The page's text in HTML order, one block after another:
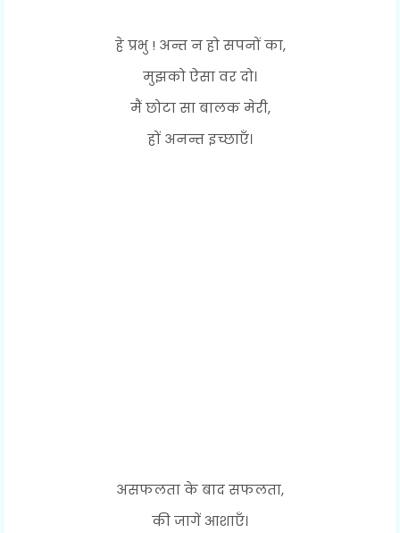
हे प्रभु ! अन्त न हो सपनों का,
मुझको ऐसा वर दो।
मैं छोटा सा बालक मेरी,
हों अनन्त इच्छाएँ।
असफलता के बाद सफलता,
की जागें आशाएँ।